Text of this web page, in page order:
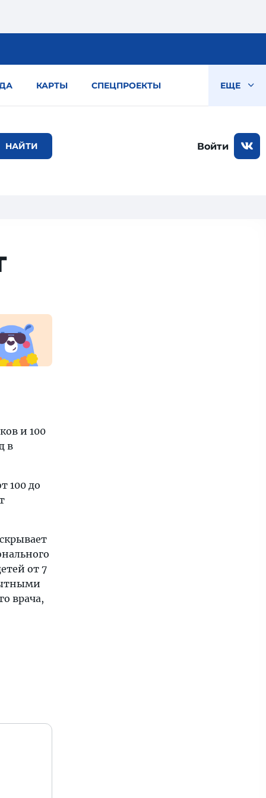
КАРТЫ СПЕЦПРОЕКТЫ ЕЩЕ
Войти
и 100
в
100 до
от 7
врача,